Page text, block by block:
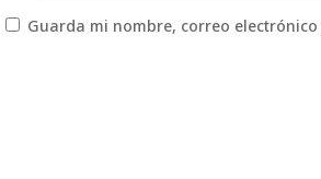
Guarda mi nombre, correo